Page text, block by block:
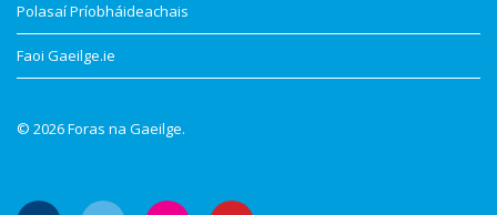
Polasaí Príobháideachais
Faoi Gaeilge.ie
© 2026 Foras na Gaeilge.